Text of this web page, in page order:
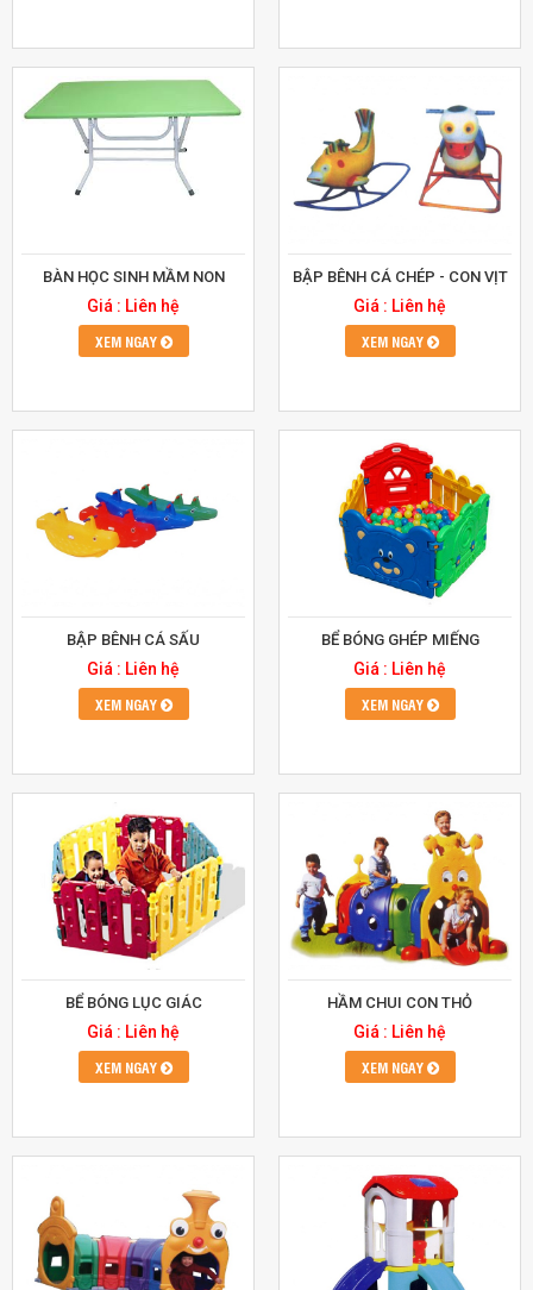
BÀN HỌC SINH MẦM NON
Giá : Liên hệ
XEM NGAY
BẬP BÊNH CÁ CHÉP - CON VỊT
Giá : Liên hệ
XEM NGAY
BẬP BÊNH CÁ SẤU
Giá : Liên hệ
XEM NGAY
BỂ BÓNG GHÉP MIẾNG
Giá : Liên hệ
XEM NGAY
BỂ BÓNG LỤC GIÁC
Giá : Liên hệ
XEM NGAY
HẦM CHUI CON THỎ
Giá : Liên hệ
XEM NGAY